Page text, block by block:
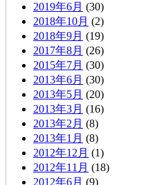
2019年6月 (30)
2018年10月 (2)
2018年9月 (19)
2017年8月 (26)
2015年7月 (30)
2013年6月 (30)
2013年5月 (20)
2013年3月 (16)
2013年2月 (8)
2013年1月 (8)
2012年12月 (1)
2012年11月 (18)
2012年6月 (9)